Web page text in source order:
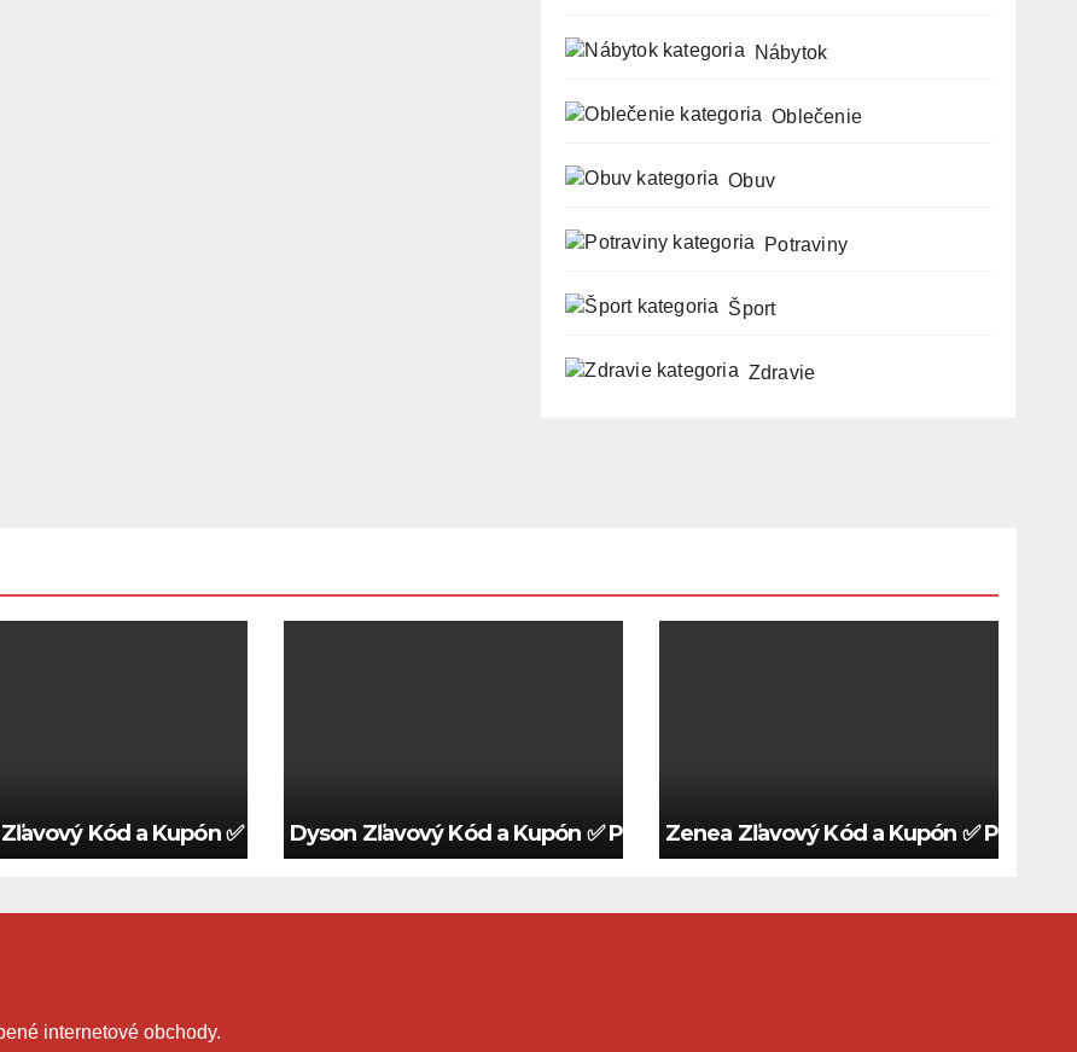
Nábytok
Oblečenie
Obuv
Potraviny
Šport
Zdravie
🍀 Kód a Kupón ✅ Platný 2026 🍀Dyson Zľavový Kód a Kupón ✅ Platný 2026 🍀Zenea Zľavový Kód a Kupón ✅ Platný
internetové obchody.